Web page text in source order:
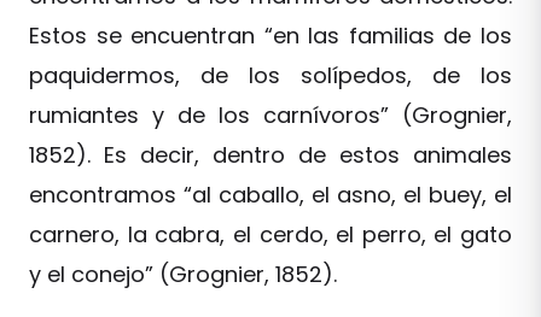
Estos se encuentran “en las familias de los
paquidermos, de los solípedos, de los
rumiantes y de los carnívoros” (Grognier,
1852). Es decir, dentro de estos animales
encontramos “al caballo, el asno, el buey, el
carnero, la cabra, el cerdo, el perro, el gato
y el conejo” (Grognier, 1852).